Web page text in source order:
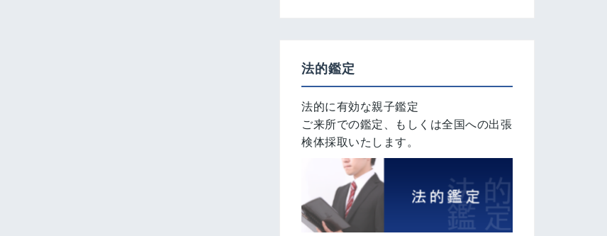
法的鑑定
法的に有効な親子鑑定
ご来所での鑑定、もしくは全国への出張
検体採取いたします。